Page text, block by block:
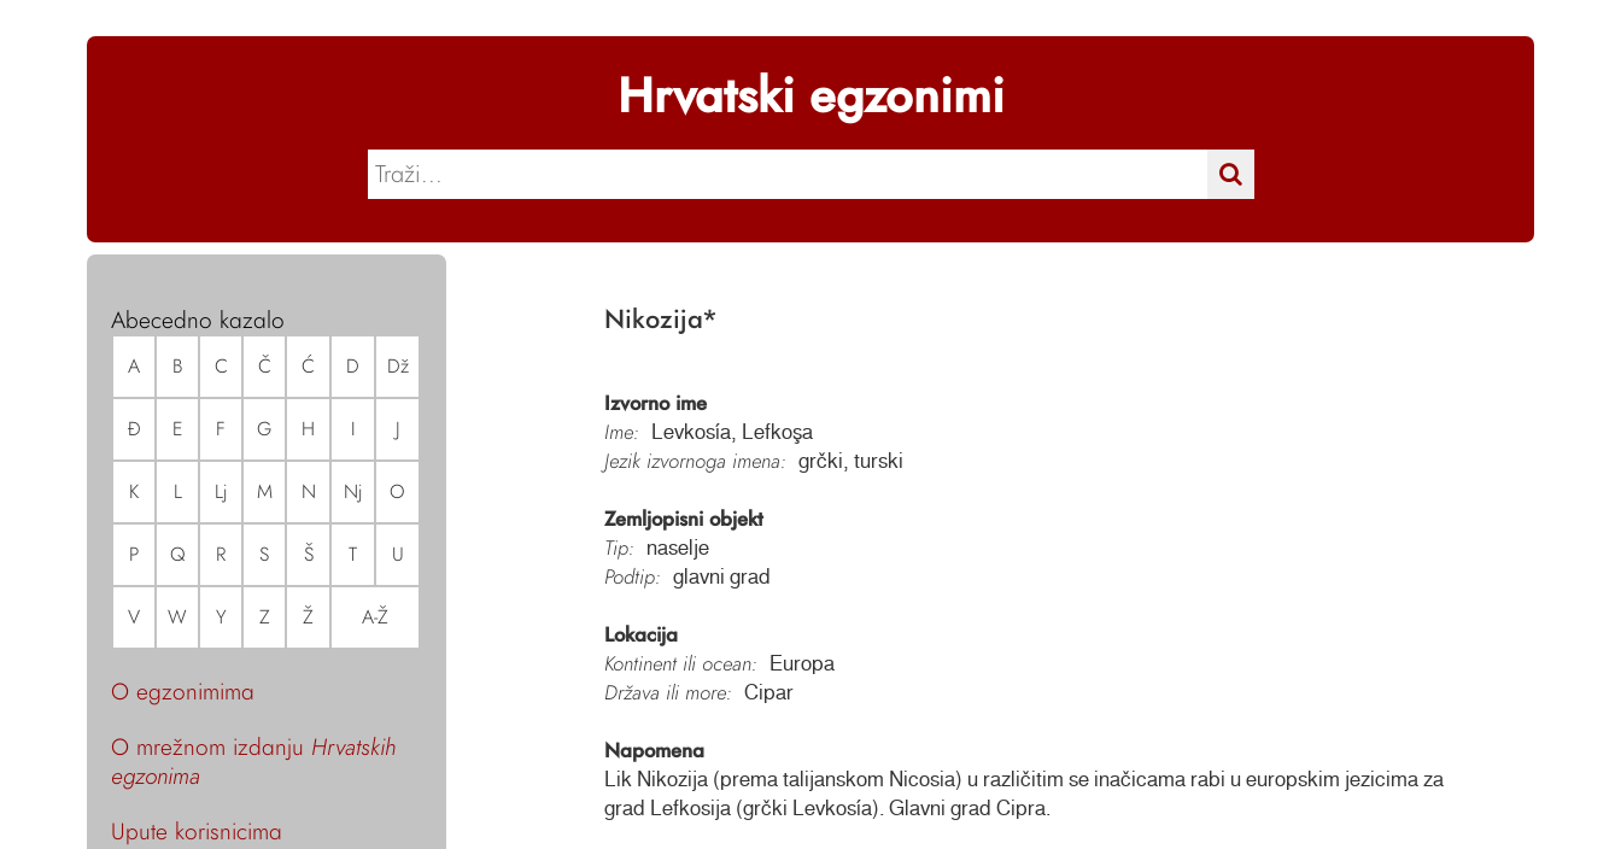
Hrvatski egzonimi
Abecedno kazalo
A B C Č Ć D Dž
Đ E F G H I J
K L Lj M N Nj O
P Q R S Š T U
V W Y Z Ž A-Ž
O egzonimima
O mrežnom izdanju Hrvatskih
egzonima
Upute korisnicima
Nikozija*
Izvorno ime
Ime:
Levkosía, Lefkoşa
Jezik izvornoga imena: grčki, turski
Zemljopisni objekt
Tip:
naselje
Podtip: glavni grad
Lokacija
Kontinent ili ocean:
Europa
Država ili more: Cipar
Napomena
Lik Nikozija (prema talijanskom Nicosia) u različitim se inačicama rabi u europskim jezicima za
grad Lefkosija (grčki Levkosía). Glavni grad Cipra.